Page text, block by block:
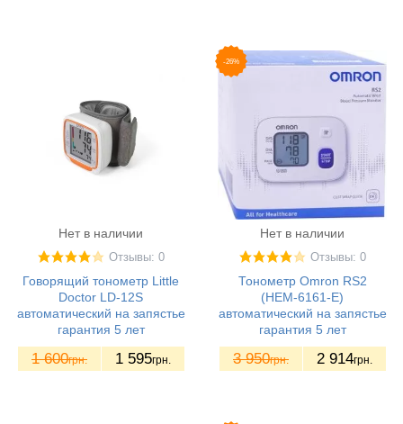
Нет в наличии
Отзывы: 0
Говорящий тонометр Little
Doctor LD-12S
автоматический на запястье
гарантия 5 лет
1 600грн. 1 595грн.
-26%
Нет в наличии
Отзывы: 0
Тонометр Omron RS2
(НЕМ-6161-E)
автоматический на запястье
гарантия 5 лет
3 950грн. 2 914грн.